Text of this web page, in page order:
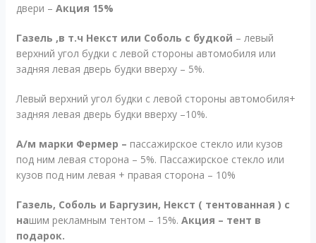
двери – Акция 15%
Газель ,в т.ч Некст или Соболь с будкой – левый
верхний угол будки с левой стороны автомобиля или
задняя левая дверь будки вверху – 5%.
Левый верхний угол будки с левой стороны автомобиля+
задняя левая дверь будки вверху –10%.
А/м марки Фермер – пассажирское стекло или кузов
под ним левая сторона – 5%. Пассажирское стекло или
кузов под ним левая + правая сторона – 10%
Газель, Соболь и Баргузин, Некст ( тентованная ) с
нашим рекламным тентом – 15%. Акция – тент в
подарок.